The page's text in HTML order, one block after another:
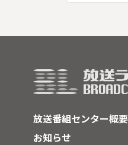
入場者数も
にして競走
がら生活して
幼いころから
放送番組センター概要
お知らせ